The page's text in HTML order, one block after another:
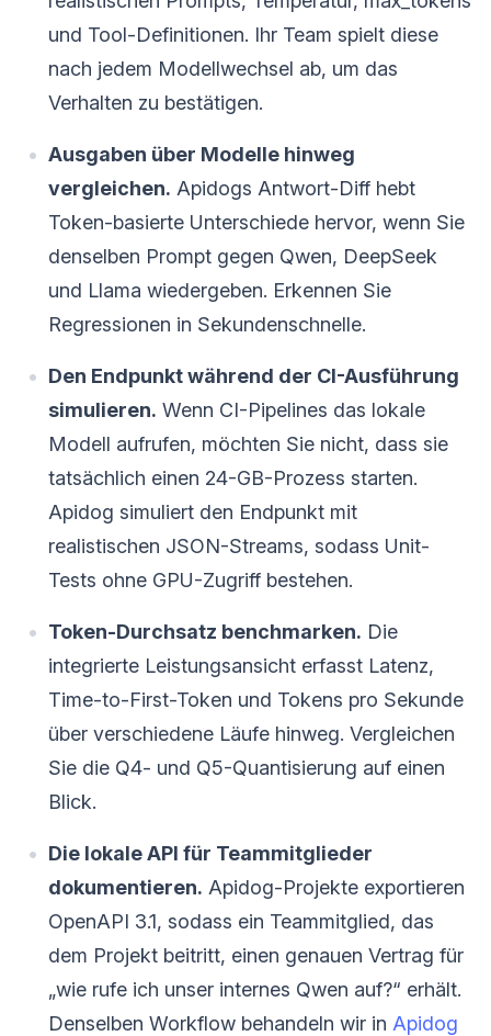
und Tool-Definitionen. Ihr Team spielt diese
nach jedem Modellwechsel ab, um das
Verhalten zu bestätigen.
Ausgaben über Modelle hinweg
vergleichen. Apidogs Antwort-Diff hebt
Token-basierte Unterschiede hervor, wenn Sie
denselben Prompt gegen Qwen, DeepSeek
und Llama wiedergeben. Erkennen Sie
Regressionen in Sekundenschnelle.
Den Endpunkt während der CI-Ausführung
simulieren. Wenn CI-Pipelines das lokale
Modell aufrufen, möchten Sie nicht, dass sie
tatsächlich einen 24-GB-Prozess starten.
Apidog simuliert den Endpunkt mit
realistischen JSON-Streams, sodass Unit-
Tests ohne GPU-Zugriff bestehen.
Token-Durchsatz benchmarken. Die
integrierte Leistungsansicht erfasst Latenz,
Time-to-First-Token und Tokens pro Sekunde
über verschiedene Läufe hinweg. Vergleichen
Sie die Q4- und Q5-Quantisierung auf einen
Blick.
Die lokale API für Teammitglieder
dokumentieren. Apidog-Projekte exportieren
OpenAPI 3.1, sodass ein Teammitglied, das
dem Projekt beitritt, einen genauen Vertrag für
„wie rufe ich unser internes Qwen auf?“ erhält.
Denselben Workflow behandeln wir in Apidog